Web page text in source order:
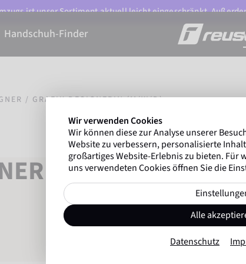
ist unser Sortiment aktuell leicht eingeschränkt.
Handschuh-Finder
/ GRAFIK DESIGNERIN (M/W/D)
/ GRAFIK
Wir verwenden Cookies
Wir können diese zur Analyse unserer
Website zu verbessern, personalisierte
großartiges Website-Erlebnis zu bieten. Für
uns verwendeten Cookies öffnen Sie die
Alle
Datenschutz